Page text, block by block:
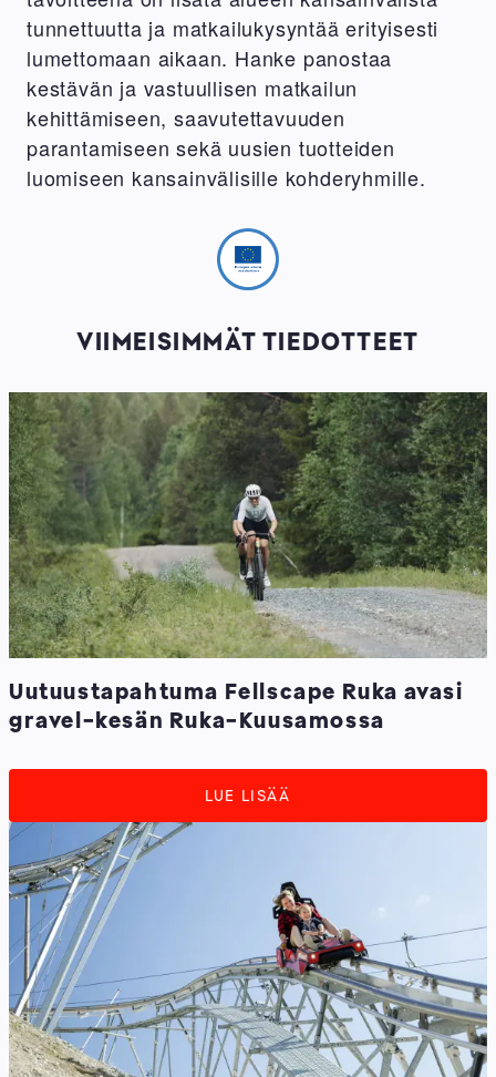
tunnettuutta ja matkailukysyntää erityisesti
lumettomaan aikaan. Hanke panostaa
kestävän ja vastuullisen matkailun
kehittämiseen, saavutettavuuden
parantamiseen sekä uusien tuotteiden
luomiseen kansainvälisille kohderyhmille.
Image
VIIMEISIMMÄT TIEDOTTEET
Uutuustapahtuma Fellscape Ruka avasi
gravel-kesän Ruka-Kuusamossa
LUE LISÄÄ